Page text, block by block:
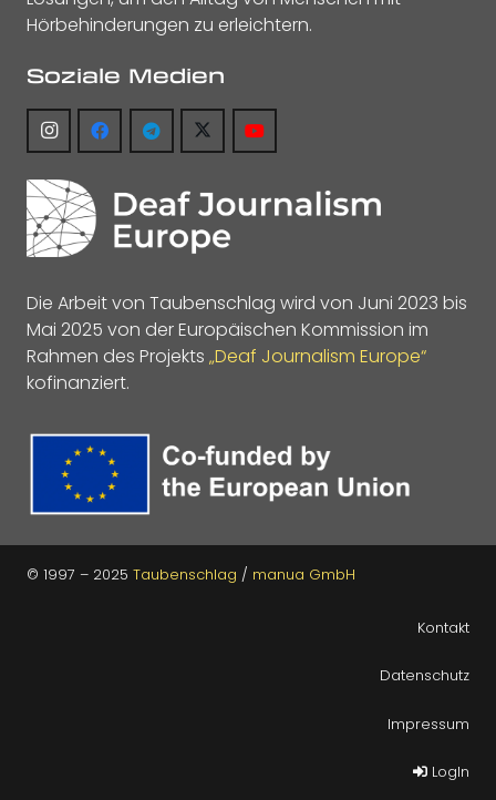
Hörbehinderungen zu erleichtern.
Soziale Medien
Die Arbeit von Taubenschlag wird von Juni 2023 bis
Mai 2025 von der Europäischen Kommission im
Rahmen des Projekts „Deaf Journalism Europe“
kofinanziert.
© 1997 – 2025 Taubenschlag / manua GmbH
Kontakt
Datenschutz
Impressum
LogIn